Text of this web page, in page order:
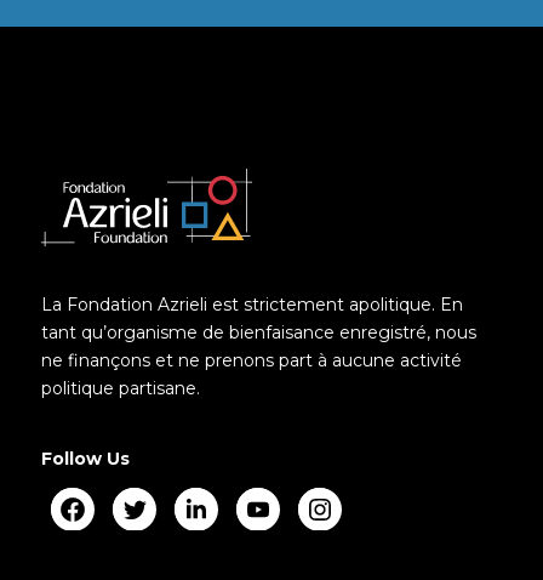
La Fondation Azrieli est strictement apolitique. En
tant qu’organisme de bienfaisance enregistré, nous
ne finançons et ne prenons part à aucune activité
politique partisane.
Follow Us